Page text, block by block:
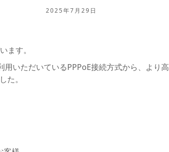
2025年7月29日
ます。
いただいているPPPoE接続方式から、より高
た。